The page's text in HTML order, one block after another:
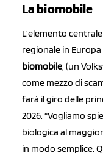
La biomobile
L’elemento
regionale in
biomobile , (un
come mezzo di
farà il giro delle
2026. “Vogliamo
biologica al
in modo semplice.